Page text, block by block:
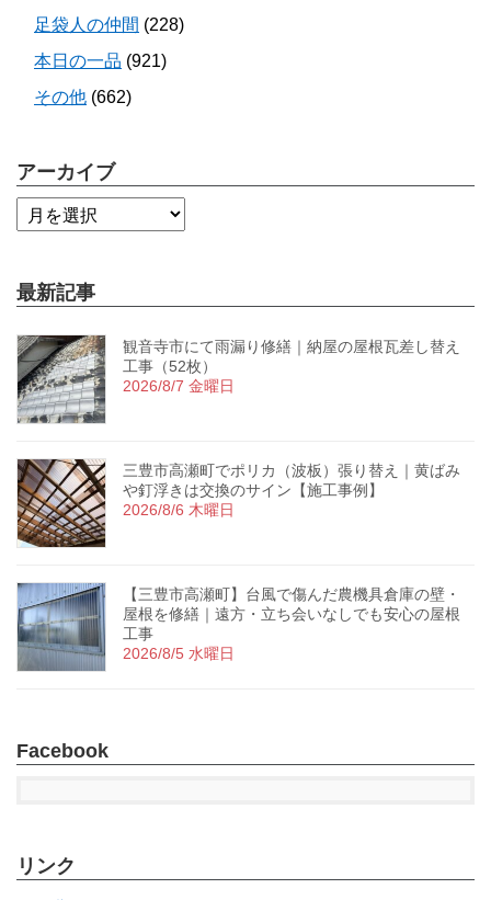
足袋人の仲間 (228)
本日の一品 (921)
その他 (662)
アーカイブ
最新記事
観音寺市にて雨漏り修繕｜納屋の屋根瓦差し替え
工事（52枚）
2026/8/7 金曜日
三豊市高瀬町でポリカ（波板）張り替え｜黄ばみ
や釘浮きは交換のサイン【施工事例】
2026/8/6 木曜日
【三豊市高瀬町】台風で傷んだ農機具倉庫の壁・
屋根を修繕｜遠方・立ち会いなしでも安心の屋根
工事
2026/8/5 水曜日
Facebook
リンク